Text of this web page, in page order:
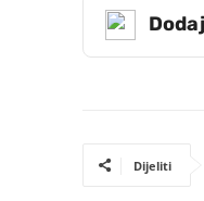
Dijeliti